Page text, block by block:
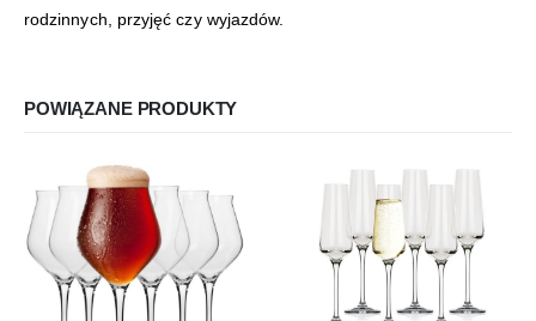
rodzinnych, przyjęć czy wyjazdów.
POWIĄZANE PRODUKTY